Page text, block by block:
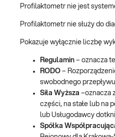
Profilaktometr nie jest
Profilaktometr nie służy do
Pokazuje wyłącznie liczbę
Regulamin – oznacza
RODO –
swobodnego
Siła Wyższa –oznacza
części, na stałe lub na
lub Usługodawcy
Spółka